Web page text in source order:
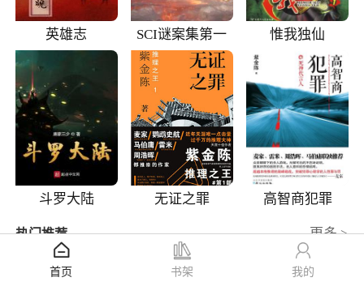
英雄志
SCI谜案集第一
部
惟我独仙
斗罗大陆 无证之罪 高智商犯罪
热门推荐 更多 >
首页 书架 我的